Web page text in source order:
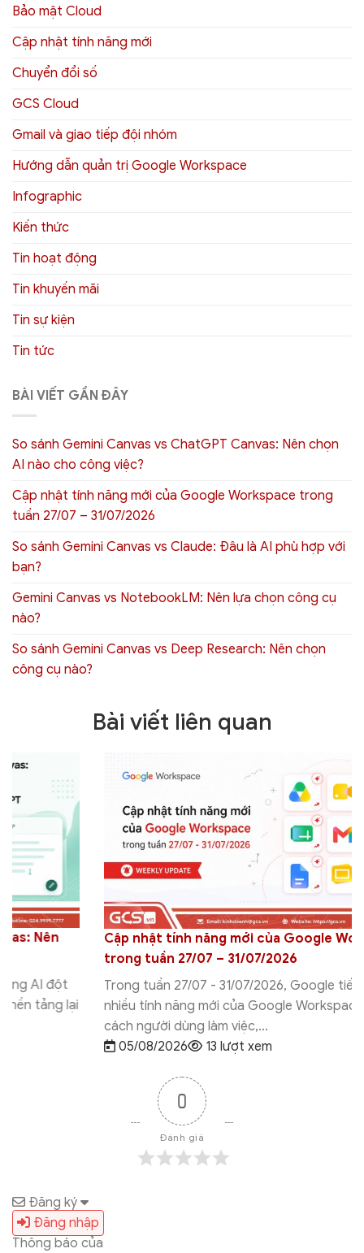
Bảo mật Cloud
Cập nhật tính năng mới
Chuyển đổi số
GCS Cloud
Gmail và giao tiếp đội nhóm
Hướng dẫn quản trị Google Workspace
Infographic
Kiến thức
Tin hoạt động
Tin khuyến mãi
Tin sự kiện
Tin tức
BÀI VIẾT GẦN ĐÂY
So sánh Gemini Canvas vs ChatGPT Canvas: Nên chọn
AI nào cho công việc?
Cập nhật tính năng mới của Google Workspace trong
tuần 27/07 – 31/07/2026
So sánh Gemini Canvas vs Claude: Đâu là AI phù hợp với
bạn?
Gemini Canvas vs NotebookLM: Nên lựa chọn công cụ
nào?
So sánh Gemini Canvas vs Deep Research: Nên chọn
công cụ nào?
Bài viết liên quan
Cập nhật tính năng mới của Google Workspace
trong tuần 27/07 – 31/07/2026
Trong tuần 27/07 - 31/07/2026, Google tiếp tục bổ sung
nhiều tính năng mới của Google Workspace nhằm tối ưu
cách người dùng làm việc,...
13 lượt xem
0
Đánh giá
Đăng ký
Đăng nhập
Thông báo của